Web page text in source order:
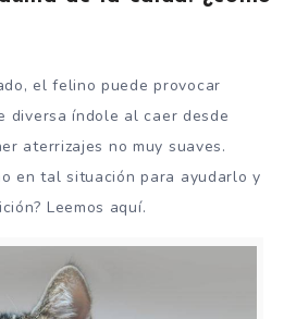
el felino puede provocar
diversa índole al caer desde
aterrizajes no muy suaves.
en tal situación para ayudarlo y
Leemos aquí.